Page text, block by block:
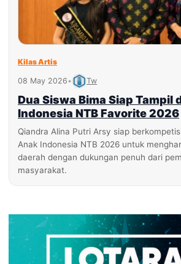
Kilas Artis
08 May 2026• Tw
Dua Siswa Bima Siap Tampil
Indonesia NTB Favorite 2026
Qiandra Alina Putri Arsy siap
Anak Indonesia NTB 2026 untuk
daerah dengan dukungan penuh dari
masyarakat.